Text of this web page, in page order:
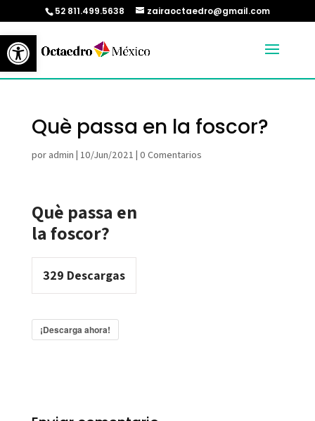
Abrir barra de herramientas
52 811.499.5638 zairaoctaedro@gmail.com
Què passa en la foscor?
por admin | 10/Jun/2021 | 0 Comentarios
Què passa en
la foscor?
329 Descargas
¡Descarga ahora!